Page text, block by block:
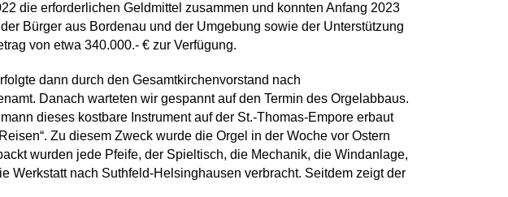
die erforderlichen Geldmittel zusammen und konnten Anfang 2023
Bürger aus Bordenau und der Umgebung sowie der Unterstützung
von etwa 340.000.- € zur Verfügung.
dann durch den Gesamtkirchenvorstand nach
Danach warteten wir gespannt auf den Termin des Orgelabbaus.
dieses kostbare Instrument auf der St.-Thomas-Empore erbaut
Zu diesem Zweck wurde die Orgel in der Woche vor Ostern
wurden jede Pfeife, der Spieltisch, die Mechanik, die Windanlage,
Werkstatt nach Suthfeld-Helsinghausen verbracht. Seitdem zeigt der